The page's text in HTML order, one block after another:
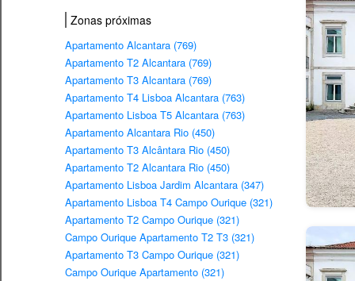
Zonas próximas
Apartamento Alcantara (769)
Apartamento T2 Alcantara (769)
Apartamento T3 Alcantara (769)
Apartamento T4 Lisboa Alcantara (763)
Apartamento Lisboa T5 Alcantara (763)
Apartamento Alcantara Rio (450)
Apartamento T3 Alcântara Rio (450)
Apartamento T2 Alcantara Rio (450)
Apartamento Lisboa Jardim Alcantara (347)
Apartamento Lisboa T4 Campo Ourique (321)
Apartamento T2 Campo Ourique (321)
Campo Ourique Apartamento T2 T3 (321)
Apartamento T3 Campo Ourique (321)
Campo Ourique Apartamento (321)